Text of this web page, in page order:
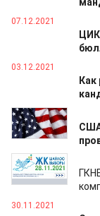
07.12.2021
03.12.2021
Как
01.12.2021
01.12.2021
30.11.2021